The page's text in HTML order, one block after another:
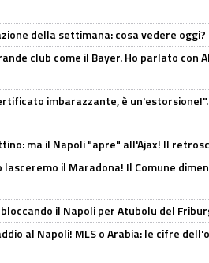
della settimana: cosa vedere oggi?
club come il Bayer. Ho parlato con
imbarazzante, è
ma il Napoli "apre" all'Ajax! Il
lasceremo il Maradona! Il Comune
il Napoli per Atubolu del
al Napoli! MLS o Arabia: le cifre